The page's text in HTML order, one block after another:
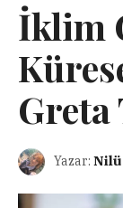
İklim
Yazar: